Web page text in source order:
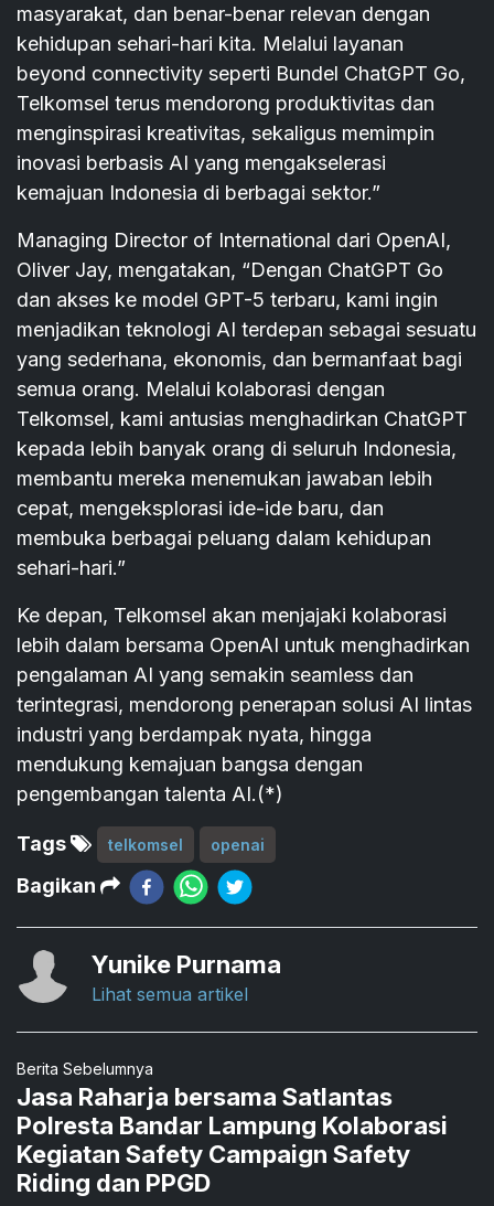
masyarakat, dan benar-benar relevan dengan
kehidupan sehari-hari kita. Melalui layanan
beyond connectivity seperti Bundel ChatGPT Go,
Telkomsel terus mendorong produktivitas dan
menginspirasi kreativitas, sekaligus memimpin
inovasi berbasis AI yang mengakselerasi
kemajuan Indonesia di berbagai sektor.”
Managing Director of International dari OpenAI,
Oliver Jay, mengatakan, “Dengan ChatGPT Go
dan akses ke model GPT-5 terbaru, kami ingin
menjadikan teknologi AI terdepan sebagai sesuatu
yang sederhana, ekonomis, dan bermanfaat bagi
semua orang. Melalui kolaborasi dengan
Telkomsel, kami antusias menghadirkan ChatGPT
kepada lebih banyak orang di seluruh Indonesia,
membantu mereka menemukan jawaban lebih
cepat, mengeksplorasi ide-ide baru, dan
membuka berbagai peluang dalam kehidupan
sehari-hari.”
Ke depan, Telkomsel akan menjajaki kolaborasi
lebih dalam bersama OpenAI untuk menghadirkan
pengalaman AI yang semakin seamless dan
terintegrasi, mendorong penerapan solusi AI lintas
industri yang berdampak nyata, hingga
mendukung kemajuan bangsa dengan
pengembangan talenta AI.(*)
Tags telkomsel openai
Bagikan
Yunike Purnama
Lihat semua artikel
Berita Sebelumnya
Jasa Raharja bersama Satlantas
Polresta Bandar Lampung Kolaborasi
Kegiatan Safety Campaign Safety
Riding dan PPGD